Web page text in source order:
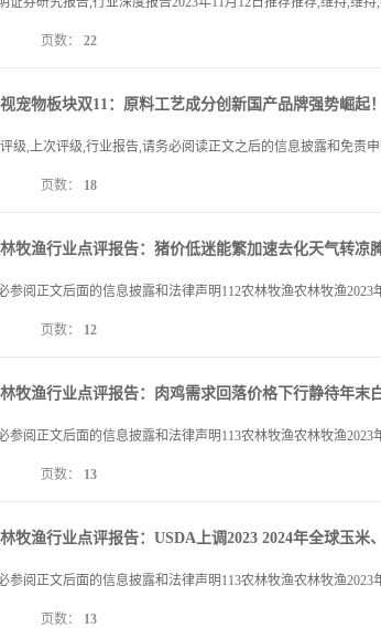
页数： 22
宠物板块双11：原料工艺成分创新国产品牌强势崛起
页数： 18
牧渔行业点评报告：猪价低迷能繁加速去化天气转凉
页数： 12
牧渔行业点评报告：肉鸡需求回落价格下行静待年末
页数： 13
牧渔行业点评报告：USDA上调2023 2024年全球玉
页数： 13